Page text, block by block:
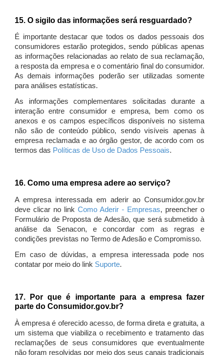
15. O sigilo das informações será resguardado?
É importante destacar que todos os dados pessoais dos
consumidores estarão protegidos, sendo públicas apenas
as informações relacionadas ao relato de sua reclamação,
a resposta da empresa e o comentário final do consumidor.
As demais informações poderão ser utilizadas somente
para análises estatísticas.
As informações complementares solicitadas durante a
interação entre consumidor e empresa, bem como os
anexos e os campos específicos disponíveis no sistema
não são de conteúdo público, sendo visíveis apenas à
empresa reclamada e ao órgão gestor, de acordo com os
termos das Políticas de Uso de Dados Pessoais.
16. Como uma empresa adere ao serviço?
A empresa interessada em aderir ao Consumidor.gov.br
deve clicar no link Como Aderir - Empresas, preencher o
Formulário de Proposta de Adesão, que será submetido à
análise da Senacon, e concordar com as regras e
condições previstas no Termo de Adesão e Compromisso.
Em caso de dúvidas, a empresa interessada pode nos
contatar por meio do link Suporte.
17. Por que é importante para a empresa fazer
parte do Consumidor.gov.br?
À empresa é oferecido acesso, de forma direta e gratuita, a
um sistema que viabiliza o recebimento e tratamento das
reclamações de seus consumidores que eventualmente
não foram resolvidas por meio dos seus canais tradicionais